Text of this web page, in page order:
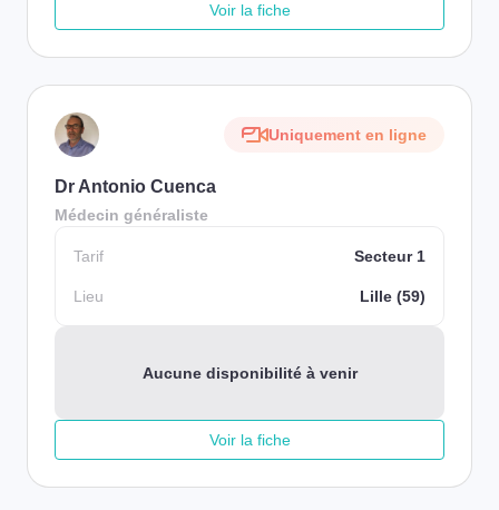
Voir la fiche
Uniquement en ligne
Dr Antonio Cuenca
Médecin généraliste
Tarif Secteur 1
Lieu Lille (59)
Aucune disponibilité à venir
Voir la fiche